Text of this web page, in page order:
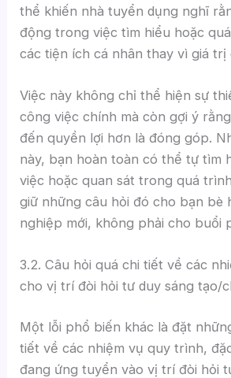
thể khiến nhà tuyển dụng nghĩ
động trong việc tìm hiểu hoặc
các tiện ích cá nhân thay vì giá trị
Việc này không chỉ thể hiện sự
công việc chính mà còn gợi ý
đến quyền lợi hơn là đóng góp.
này, bạn hoàn toàn có thể tự tìm
việc hoặc quan sát trong quá
giữ những câu hỏi đó cho bạn bè
nghiệp mới, không phải cho buổi
3.2. Câu hỏi quá chi tiết về các
cho vị trí đòi hỏi tư duy sáng tạo/
Một lỗi phổ biến khác là đặt
tiết về các nhiệm vụ quy trình,
đang ứng tuyển vào vị trí đòi hỏi